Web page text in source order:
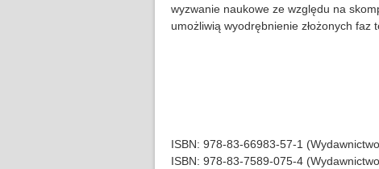
wyzwanie naukowe ze względu na
umożliwią wyodrębnienie złożonych faz
ISBN: 978-83-66983-57-1
ISBN: 978-83-7589-075-4